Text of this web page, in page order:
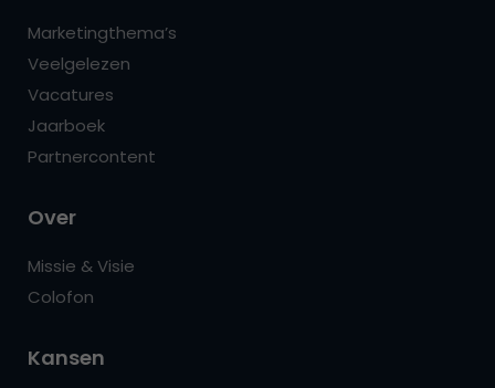
Marketingthema’s
Veelgelezen
Vacatures
Jaarboek
Partnercontent
Over
Missie & Visie
Colofon
Kansen